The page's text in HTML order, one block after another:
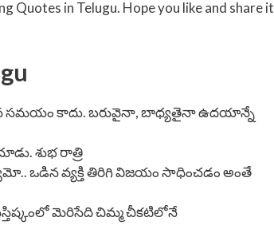
Quotes in Telugu. Hope you like and share it
సమయం కాదు. బరువైనా, బాధ్యతైనా ఉదయాన్నే
శుభ రాత్రి
ఒడిన వ్యక్తి తిరిగి విజయం సాధించడం అంతే
మెరిసేది చిమ్మ చీకటిలోనే